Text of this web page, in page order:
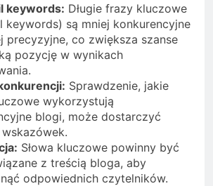
keywords: Długie frazy kluczowe
keywords) są mniej konkurencyjne
precyzyjne, co zwiększa szanse
pozycję w wynikach
Sprawdzenie, jakie
wykorzystują
blogi, może dostarczyć
Słowa kluczowe powinny być
z treścią bloga, aby
odpowiednich czytelników.